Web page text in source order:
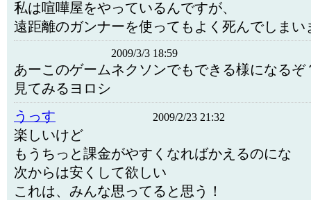
私は喧嘩屋をやっているんですが、
遠距離のガンナーを使ってもよく死んでしまい
2009/3/3 18:59
あーこのゲームネクソンでもできる様になるぞ
見てみるヨロシ
うっす
2009/2/23 21:32
楽しいけど
もうちっと課金がやすくなればかえるのにな
次からは安くして欲しい
これは、みんな思ってると思う！